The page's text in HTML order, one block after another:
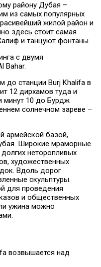
району Дубая –
из самых популярных
жилой район и
здесь стоит самая
и танцуют фонтаны.
с двумя
Bahar.
до станции Burj Khalifa в
12 дирхамов туда и
минут 10 до Бурдж
солнечном зареве –
армейской базой,
Широкие мраморные
неторопливых
художественных
Вдоль дорог
скульптуры.
для проведения
и общественных
ужина можно
возвышается над